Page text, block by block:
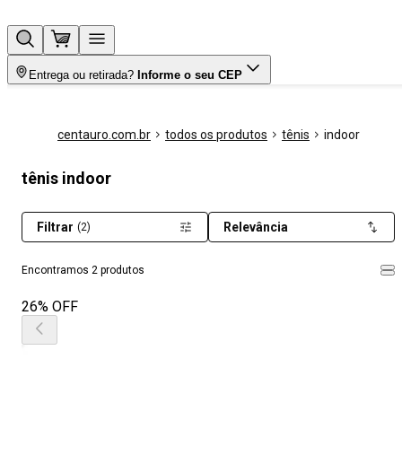
Entrega ou retirada? Informe o seu CEP
centauro.com.br todos os produtos tênis indoor
tênis indoor
Encontramos 2 produtos
Filtrar (2) Relevância
26% OFF